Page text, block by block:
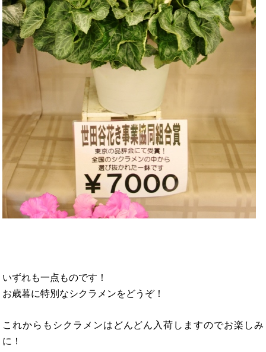
いずれも一点ものです！
お歳暮に特別なシクラメンをどうぞ！
これからもシクラメンはどんどん入荷しますのでお楽しみ
に！